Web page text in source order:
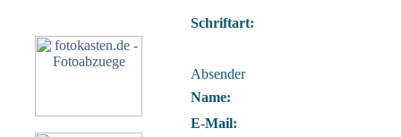
Schriftart:
Absender
Name:
E-Mail: